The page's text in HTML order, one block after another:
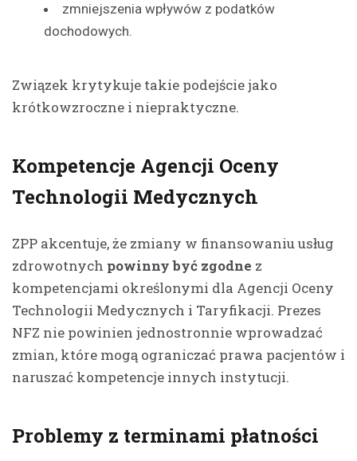
zmniejszenia wpływów z podatków
dochodowych.
Związek krytykuje takie podejście jako
krótkowzroczne i niepraktyczne.
Kompetencje Agencji Oceny
Technologii Medycznych
ZPP akcentuje, że zmiany w finansowaniu usług
zdrowotnych powinny być zgodne z
kompetencjami określonymi dla Agencji Oceny
Technologii Medycznych i Taryfikacji. Prezes
NFZ nie powinien jednostronnie wprowadzać
zmian, które mogą ograniczać prawa pacjentów i
naruszać kompetencje innych instytucji.
Problemy z terminami płatności